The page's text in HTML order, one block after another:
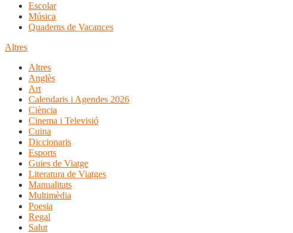
Escolar
Música
Quaderns de Vacances
Altres
Altres
Anglès
Art
Calendaris i Agendes 2026
Ciència
Cinema i Televisió
Cuina
Diccionaris
Esports
Guies de Viatge
Literatura de Viatges
Manualitats
Multimèdia
Poesia
Regal
Salut